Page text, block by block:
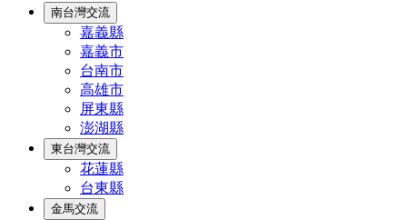
南台灣交流
嘉義縣
嘉義市
台南市
高雄市
屏東縣
澎湖縣
東台灣交流
花蓮縣
台東縣
金馬交流